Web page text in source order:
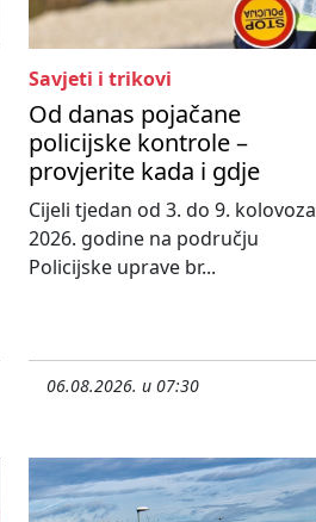
Savjeti i trikovi
Od danas pojačane
policijske kontrole –
provjerite kada i gdje
Cijeli tjedan od 3. do 9. kolovoza
2026. godine na području
Policijske uprave br...
06.08.2026. u 07:30